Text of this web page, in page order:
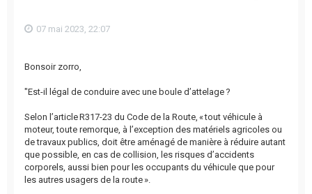
07 mai 2023, 22:07
Bonsoir zorro,
"Est-il légal de conduire avec une boule d’attelage ?
Selon l’article R317-23 du Code de la Route, « tout véhicule à
moteur, toute remorque, à l’exception des matériels agricoles ou
de travaux publics, doit être aménagé de manière à réduire autant
que possible, en cas de collision, les risques d’accidents
corporels, aussi bien pour les occupants du véhicule que pour
les autres usagers de la route ».